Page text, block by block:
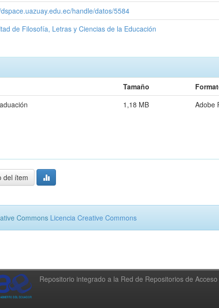
handle/datos/5584
de Filosofía, Letras y Ciencias de la Educación
Tamaño
1,18 MB Adobe
del ítem
Commons Licencia Creative Commons
Repositorio integrado a la Red de Repositorios de